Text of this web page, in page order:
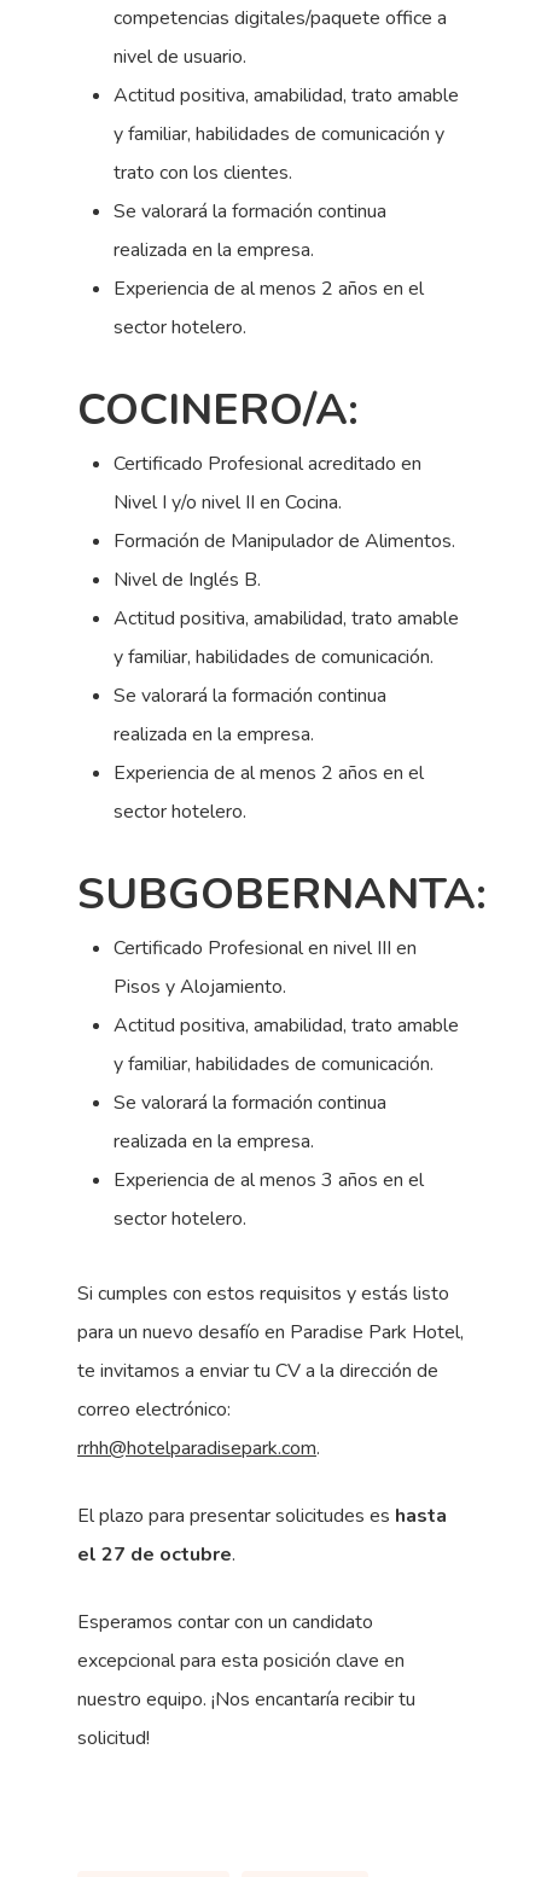
competencias digitales/paquete office a
nivel de usuario.
Actitud positiva, amabilidad, trato amable
y familiar, habilidades de comunicación y
trato con los clientes.
Se valorará la formación continua
realizada en la empresa.
Experiencia de al menos 2 años en el
sector hotelero.
COCINERO/A:
Certificado Profesional acreditado en
Nivel I y/o nivel II en Cocina.
Formación de Manipulador de Alimentos.
Nivel de Inglés B.
Actitud positiva, amabilidad, trato amable
y familiar, habilidades de comunicación.
Se valorará la formación continua
realizada en la empresa.
Experiencia de al menos 2 años en el
sector hotelero.
SUBGOBERNANTA:
Certificado Profesional en nivel III en
Pisos y Alojamiento.
Actitud positiva, amabilidad, trato amable
y familiar, habilidades de comunicación.
Se valorará la formación continua
realizada en la empresa.
Experiencia de al menos 3 años en el
sector hotelero.
Si cumples con estos requisitos y estás listo
para un nuevo desafío en Paradise Park Hotel,
te invitamos a enviar tu CV a la dirección de
correo electrónico:
rrhh@hotelparadisepark.com.
El plazo para presentar solicitudes es hasta
el 27 de octubre.
Esperamos contar con un candidato
excepcional para esta posición clave en
nuestro equipo. ¡Nos encantaría recibir tu
solicitud!